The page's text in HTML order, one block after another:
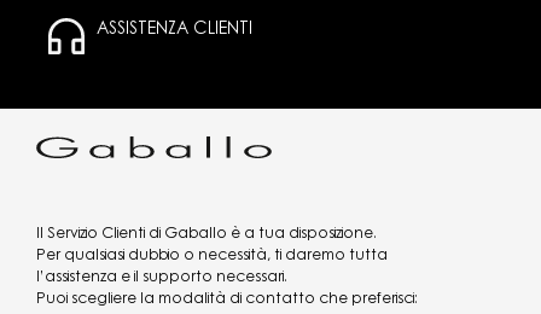
ASSISTENZA CLIENTI
Il Servizio Clienti di Gaballo è a tua disposizione.
Per qualsiasi dubbio o necessità, ti daremo tutta
l’assistenza e il supporto necessari.
Puoi scegliere la modalità di contatto che preferisci: